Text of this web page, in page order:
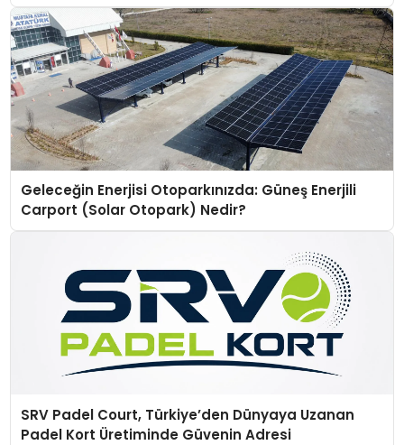
Geleceğin Enerjisi Otoparkınızda: Güneş Enerjili
Carport (Solar Otopark) Nedir?
SRV Padel Court, Türkiye’den Dünyaya Uzanan
Padel Kort Üretiminde Güvenin Adresi